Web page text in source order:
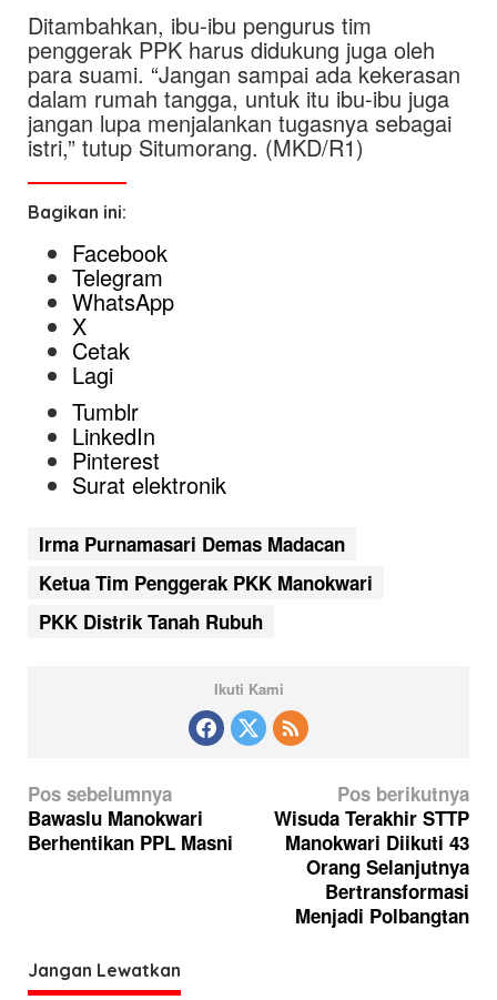
Ditambahkan, ibu-ibu pengurus tim
penggerak PPK harus didukung juga oleh
para suami. “Jangan sampai ada kekerasan
dalam rumah tangga, untuk itu ibu-ibu juga
jangan lupa menjalankan tugasnya sebagai
istri,” tutup Situmorang. (MKD/R1)
Bagikan ini:
Facebook
Telegram
WhatsApp
X
Cetak
Lagi
Tumblr
LinkedIn
Pinterest
Surat elektronik
Irma Purnamasari Demas Madacan
Ketua Tim Penggerak PKK Manokwari
PKK Distrik Tanah Rubuh
Ikuti Kami
N
a
v
s
Pos sebelumnya
Bawaslu Manokwari
Berhentikan PPL Masni
Pos berikutnya
Wisuda Terakhir STTP
Manokwari Diikuti 43
Orang Selanjutnya
Bertransformasi
Menjadi Polbangtan
Jangan Lewatkan